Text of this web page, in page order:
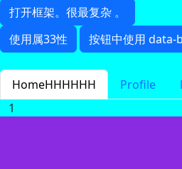
打开框架。很最复杂 。
使用属33性
按钮中使用
HomeHHHHHH Profile
1